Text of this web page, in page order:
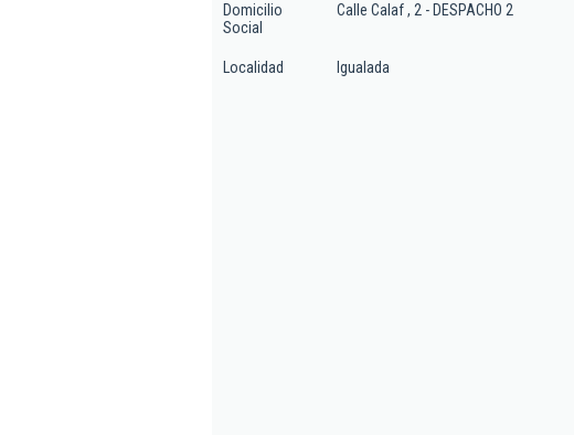
Domicilio
Social
Calle Calaf , 2 - DESPACHO 2
Localidad Igualada